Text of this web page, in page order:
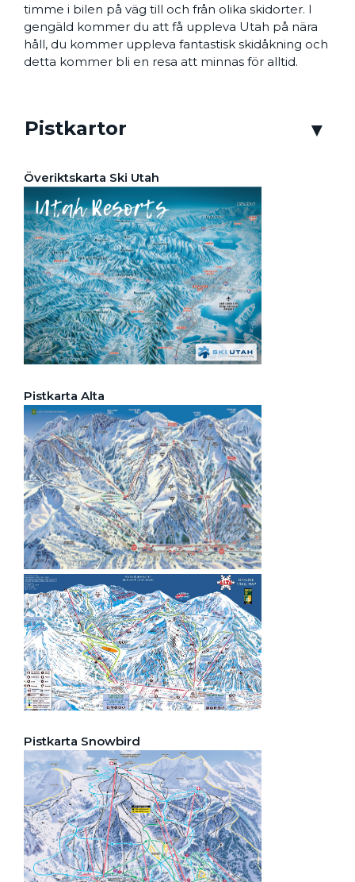
timme i bilen på väg till och från olika skidorter. I
gengäld kommer du att få uppleva Utah på nära
håll, du kommer uppleva fantastisk skidåkning och
detta kommer bli en resa att minnas för alltid.
Pistkartor
Överiktskarta Ski Utah
Pistkarta Alta
Pistkarta Snowbird